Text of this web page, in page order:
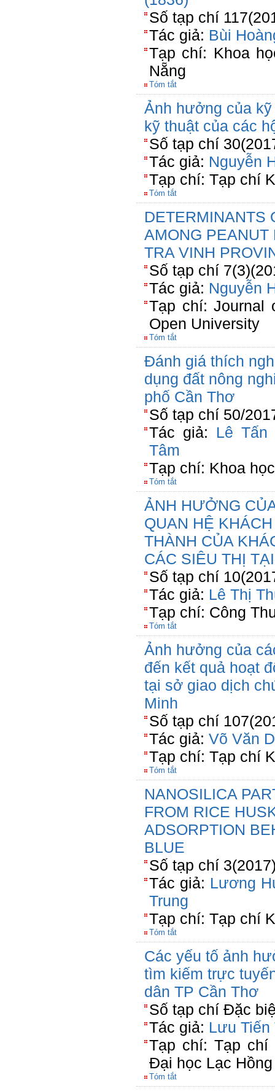
Số tạp chí
Tác giả: Bùi
Tạp chí: Khoa
Nẵng
Tóm tắt
Ảnh hưởng của
kỹ thuật của các
Số tạp chí
Tác giả: Nguyễn
Tạp chí: Tạp chí
Tóm tắt
DETERMINANTS
AMONG PEANUT
TRA VINH
Số tạp chí
Tác giả: Nguyễn
Tạp chí: Journal
Open University
Tóm tắt
Đánh giá thích
dụng đất nông
phố Cần Thơ
Số tạp chí 50/
Tác giả: Lê Tấn
Tâm
Tạp chí: Khoa
Tóm tắt
ẢNH HƯỞNG
QUAN HỆ
THÀNH CỦA
CÁC SIÊU THỊ
Số tạp chí
Tác giả: Lê Thị
Tạp chí: Công
Tóm tắt
Ảnh hưởng của
đến kết quả hoạt
tại sở giao dịch
Minh
Số tạp chí
Tác giả: Võ Văn
Tạp chí: Tạp chí
Tóm tắt
NANOSILICA
FROM RICE
ADSORPTION
BLUE
Số tạp chí
Tác giả: Lương
Trung
Tạp chí: Tạp chí
Tóm tắt
Các yếu tố ảnh
tìm kiếm trực
dân TP Cần Thơ
Số tạp chí Đặc
Tác giả: Lưu Tiến
Tạp chí: Tạp chí
Đại học Lạc Hồng
Tóm tắt